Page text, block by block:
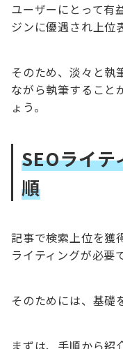
ユーザーにとって有
ジンに優遇され上位
そのため、淡々と執
ながら執筆すること
ょう。
SEOライ
順
記事で検索上位を獲
ライティングが必要
そのためには、基礎
まずは、手順から紹